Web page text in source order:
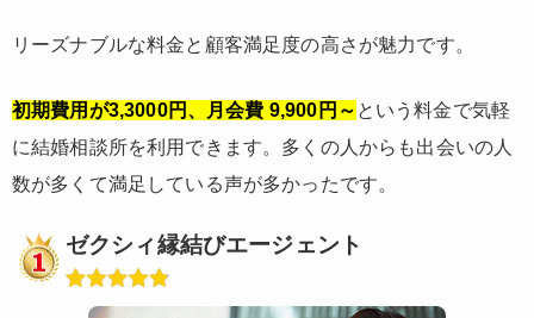
リーズナブルな料金と顧客満足度の高さが魅力です。
初期費用が3,3000円、月会費 9,900円～ という料金で気軽
に結婚相談所を利用できます。多くの人からも出会いの人
数が多くて満足している声が多かったです。
ゼクシィ縁結びエージェント